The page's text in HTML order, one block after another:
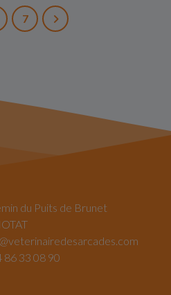
7
du Puits de Brunet
86 33 08 90